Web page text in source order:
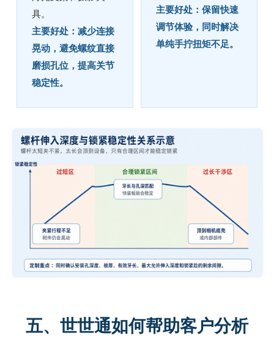
具。
主要好处：减少连接
晃动，避免螺纹直接
磨损孔位，提高关节
稳定性。
主要好处：保留快速
调节体验，同时解决
单纯手拧扭矩不足。
五、世世通如何帮助客户分析